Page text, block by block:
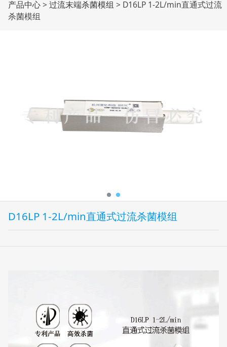
D16LP 1-2L/min直通
产品中心>过流末端杀菌模组 > D16LP 1-2L/min直通式过流
杀菌模组
D16LP 1-2L/min直通式过流杀菌模组